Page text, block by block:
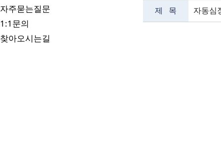
자주묻는질문
1:1문의
찾아오시는길
제 목 자동심